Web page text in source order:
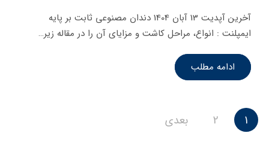
آخرین آپدیت 13 آبان 1404 دندان مصنوعی ثابت بر پایه
ایمپلنت : انواع، مراحل کاشت و مزایای آن را در مقاله زیر…
ادامه مطلب
صفحه‌بندی
1
2 بعدی